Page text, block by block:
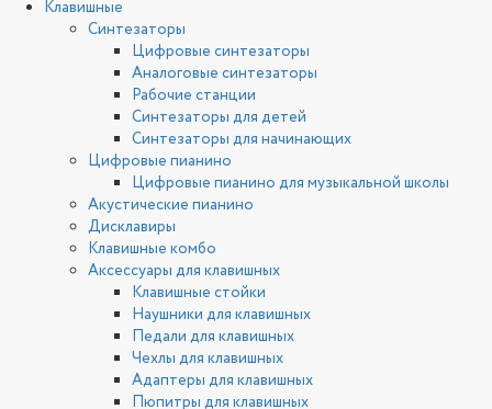
Клавишные
Синтезаторы
Цифровые синтезаторы
Аналоговые синтезаторы
Рабочие станции
Синтезаторы для детей
Синтезаторы для начинающих
Цифровые пианино
Цифровые пианино для музыкальной школы
Акустические пианино
Дисклавиры
Клавишные комбо
Аксессуары для клавишных
Клавишные стойки
Наушники для клавишных
Педали для клавишных
Чехлы для клавишных
Адаптеры для клавишных
Пюпитры для клавишных